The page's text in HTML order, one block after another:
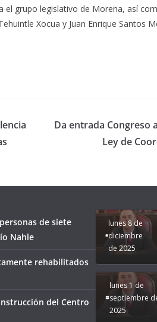
el grupo legislativo de Morena, así
Xocua y Juan Enrique Santos
Da entrada Congreso
Ley de
de siete
Nahle
rehabilitados
del Centro
Unamos
lunes 8 de
diciembre
de 2025
Apoyo y
Seguimos
Ruta que
Marca
Nuestra
Rocío
lunes 1 de
septiembre
2025